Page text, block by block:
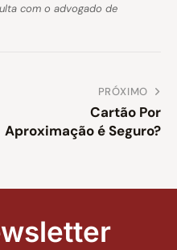
com o advogado de
PRÓXIMO
Cartão Por
Aproximação é Seguro?